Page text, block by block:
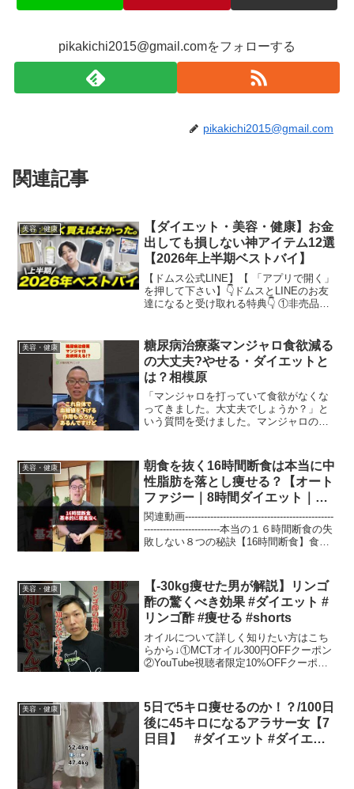
pikakichi2015@gmail.comをフォローする
pikakichi2015@gmail.com
関連記事
美容・健康
【ダイエット・美容・健康】お金
出しても損しない神アイテム12選
【2026年上半期ベストバイ】
【ドムス公式LINE】【 「アプリで開く」
を押して下さい】👇ドムスとLINEのお友
達になると受け取れる特典👇 ①非売品！
2026本当に買ってよかった12選●お仕事
のご依頼...
美容・健康
糖尿病治療薬マンジャロ食欲減る
の大丈夫?やせる・ダイエットと
は？相模原
「マンジャロを打っていて食欲がなくな
ってきました。大丈夫でしょうか？」と
いう質問を受けました。マンジャロの主
糖値を下げる作用もありますが、体重減
少効果による影響も大きい...
美容・健康
朝食を抜く16時間断食は本当に中
性脂肪を落とし痩せる？【オート
ファジー｜8時間ダイエット｜ダ
イエット整体師】#Shorts
関連動画-----------------------------------------------
------------------------本当の１６時間断食の失
敗しない８つの秘訣【16時間断食】食べ
美容・健康
【-30kg痩せた男が解説】リンゴ
酢の驚くべき効果 #ダイエット #
リンゴ酢 #痩せる #shorts
オイルについて詳しく知りたい方はこち
らから↓①MCTオイル300円OFFクーポン
②YouTube視聴者限定10%OFFクーポン
特典は公式オンラインショップのみでご
利...
美容・健康
5日で5キロ痩せるのか！？/100日
後に45キロになるアラサー女【7
日目】 #ダイエット #ダイエッ